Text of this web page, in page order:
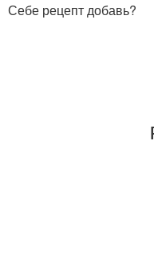
Себе рецепт добавь?